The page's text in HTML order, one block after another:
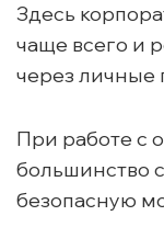
Здесь
чаще всего и
через личные
При работе с
большинство
безопасную